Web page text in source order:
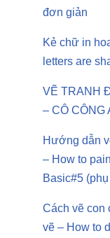
đơn giản
Kẻ chữ in
letters are
VẼ TRANH
– CÔ CÔNG
Hướng dẫn
– How to
Basic#5
Cách vẽ con
vẽ – How to